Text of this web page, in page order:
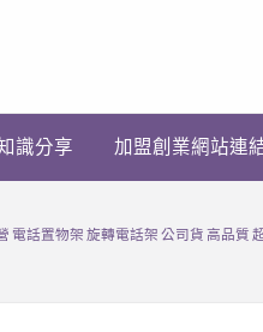
識分享 加盟創業網站連
電話置物架 旋轉電話架 公司貨 高品質